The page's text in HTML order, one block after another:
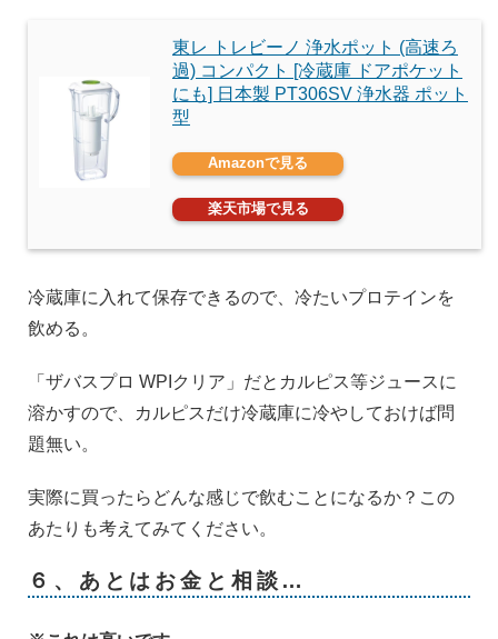
東レ トレビーノ 浄水ポット (高速ろ
過) コンパクト [冷蔵庫 ドアポケット
にも] 日本製 PT306SV 浄水器 ポット
型
Amazonで見る
楽天市場で見る
冷蔵庫に入れて保存できるので、冷たいプロテインを
飲める。
「ザバスプロ WPIクリア」だとカルピス等ジュースに
溶かすので、カルピスだけ冷蔵庫に冷やしておけば問
題無い。
実際に買ったらどんな感じで飲むことになるか？この
あたりも考えてみてください。
６、あとはお金と相談…